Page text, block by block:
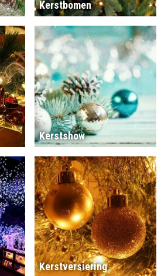
Kerstbomen
Kerstshow
Kerstversiering